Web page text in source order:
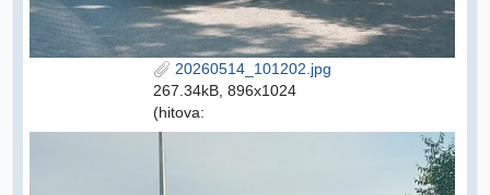
20260514_101202.jpg
267.34kB, 896x1024
(hitova: